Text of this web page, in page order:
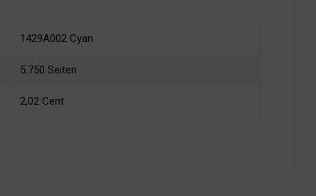
1429A002 Cyan
5.750 Seiten
2,02 Cent